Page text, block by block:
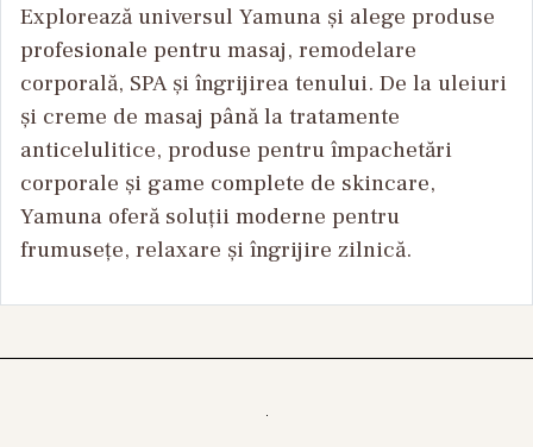
Explorează universul Yamuna și alege produse
profesionale pentru masaj, remodelare
corporală, SPA și îngrijirea tenului. De la uleiuri
și creme de masaj până la tratamente
anticelulitice, produse pentru împachetări
corporale și game complete de skincare,
Yamuna oferă soluții moderne pentru
frumusețe, relaxare și îngrijire zilnică.